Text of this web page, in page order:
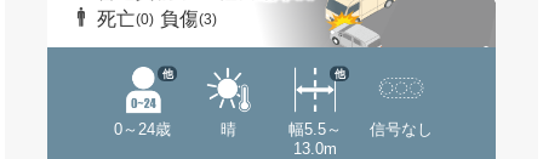
死亡(0) 負傷(3)
0～24歳
他
晴
幅5.5～
13.0m
他
信号なし